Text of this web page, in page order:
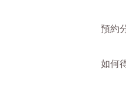
預約
如何